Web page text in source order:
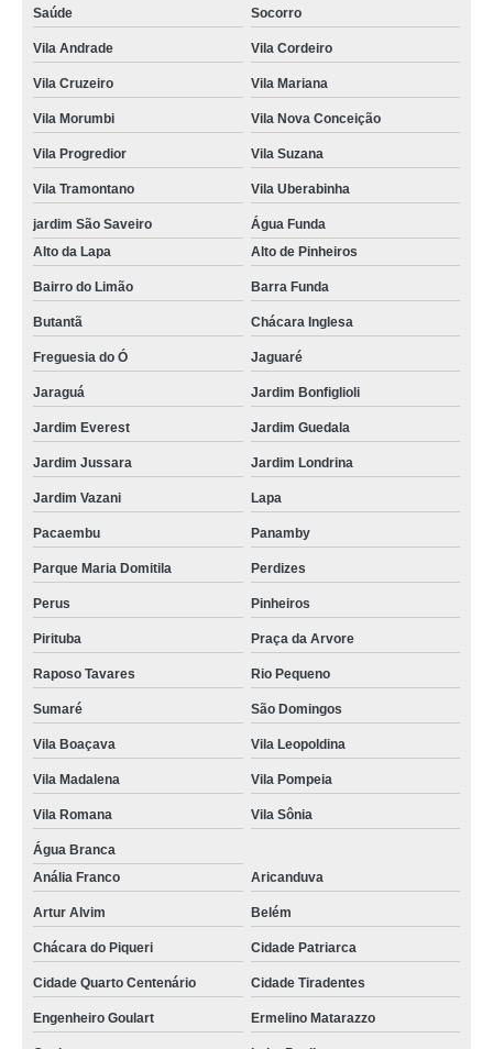
Saúde Socorro
Vila Andrade Vila Cordeiro
Vila Cruzeiro Vila Mariana
Vila Morumbi Vila Nova Conceição
Vila Progredior Vila Suzana
Vila Tramontano Vila Uberabinha
jardim São Saveiro
Água Funda
Alto da Lapa
Alto de Pinheiros
Bairro do Limão Barra Funda
Butantã Chácara Inglesa
Freguesia do Ó Jaguaré
Jaraguá Jardim Bonfiglioli
Jardim Everest Jardim Guedala
Jardim Jussara Jardim Londrina
Jardim Vazani Lapa
Pacaembu Panamby
Parque Maria Domitila Perdizes
Perus Pinheiros
Pirituba Praça da Arvore
Raposo Tavares Rio Pequeno
Sumaré São Domingos
Vila Boaçava Vila Leopoldina
Vila Madalena Vila Pompeia
Vila Romana Vila Sônia
Água Branca
Anália Franco
Aricanduva
Artur Alvim Belém
Chácara do Piqueri Cidade Patriarca
Cidade Quarto Centenário Cidade Tiradentes
Engenheiro Goulart Ermelino Matarazzo